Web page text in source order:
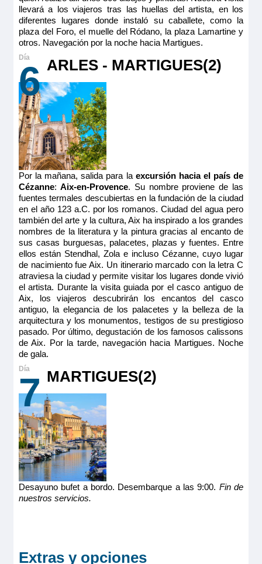
llevará a los viajeros tras las huellas del artista, en los
diferentes lugares donde instaló su caballete, como la
plaza del Foro, el muelle del Ródano, la plaza Lamartine y
otros. Navegación por la noche hacia Martigues.
6 ARLES - MARTIGUES(2)
Por la mañana, salida para la excursión hacia el país de
Cézanne: Aix-en-Provence. Su nombre proviene de las
fuentes termales descubiertas en la fundación de la ciudad
en el año 123 a.C. por los romanos. Ciudad del agua pero
también del arte y la cultura, Aix ha inspirado a los grandes
nombres de la literatura y la pintura gracias al encanto de
sus casas burguesas, palacetes, plazas y fuentes. Entre
ellos están Stendhal, Zola e incluso Cézanne, cuyo lugar
de nacimiento fue Aix. Un itinerario marcado con la letra C
atraviesa la ciudad y permite visitar los lugares donde vivió
el artista. Durante la visita guiada por el casco antiguo de
Aix, los viajeros descubrirán los encantos del casco
antiguo, la elegancia de los palacetes y la belleza de la
arquitectura y los monumentos, testigos de su prestigioso
pasado. Por último, degustación de los famosos calissons
de Aix. Por la tarde, navegación hacia Martigues. Noche
de gala.
7 MARTIGUES(2)
Desayuno bufet a bordo. Desembarque a las 9:00. Fin de
nuestros servicios.
Extras y opciones